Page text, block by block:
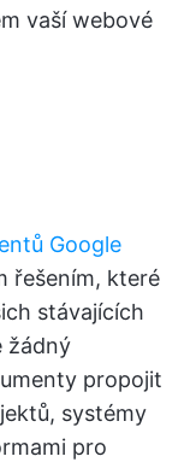
vaší webové
Google
řešením, které
stávajících
žádný
propojit
systémy
pro